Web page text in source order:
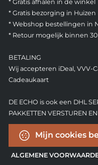
* Gratis afhalen in de winkel
* Gratis bezorging in Huizen
* Webshop bestellingen in
* Retour mogelijk binnen
BETALING
Wij accepteren iDeal, VVV-
Cadeaukaart
DE ECHO is ook een DHL
PAKKETTEN VERSTUREN
Mijn cookies
ALGEMENE